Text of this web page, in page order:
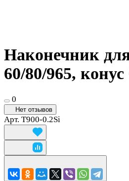
Наконечник
60/80/965,
0
Нет отзывов
Арт. T900-0.2Si